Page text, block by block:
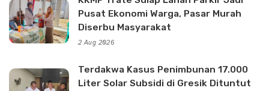
Pusat Ekonomi Warga, Pasar Murah
Diserbu Masyarakat
2 Aug 2026
Terdakwa Kasus Penimbunan 17.000
Liter Solar Subsidi di Gresik Dituntut